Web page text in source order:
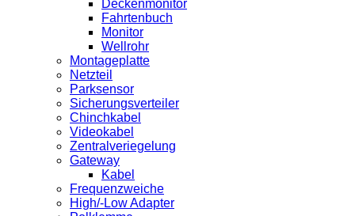
Deckenmonitor
Fahrtenbuch
Monitor
Wellrohr
Montageplatte
Netzteil
Parksensor
Sicherungsverteiler
Chinchkabel
Videokabel
Zentralveriegelung
Gateway
Kabel
Frequenzweiche
High/-Low Adapter